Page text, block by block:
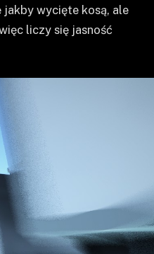
wycięte kosą, ale
liczy się jasność